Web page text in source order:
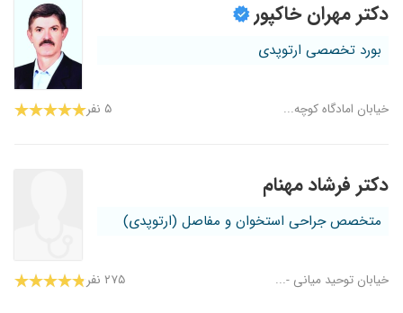
دکتر مهران خاکپور
بورد تخصصی ارتوپدی
خیابان امادگاه کوچه... ۵ نفر
دکتر فرشاد مهنام
متخصص جراحی استخوان و مفاصل (ارتوپدی)
خیابان توحید میانی -... ۲۷۵ نفر